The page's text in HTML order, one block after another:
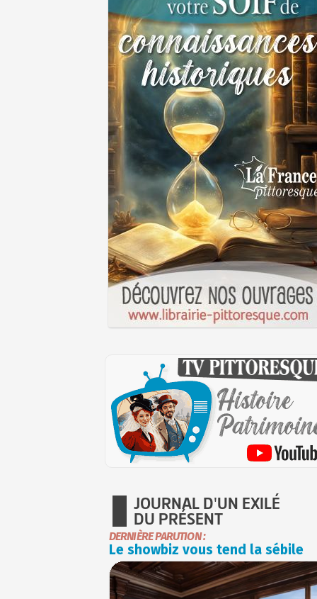
JOURNAL D'UN EXILÉ
DU PRÉSENT
DERNIÈRE PARUTION :
Le showbiz vous tend la sébile